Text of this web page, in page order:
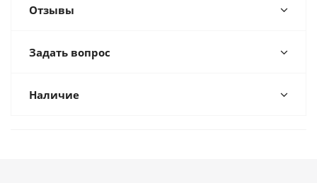
Отзывы
Задать вопрос
Наличие